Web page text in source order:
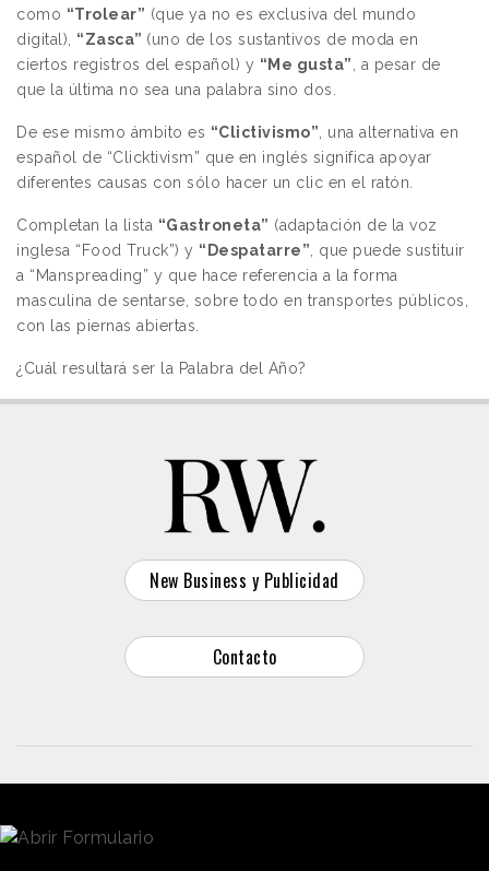
como “Trolear” (que ya no es exclusiva del mundo
digital), “Zasca” (uno de los sustantivos de moda en
ciertos registros del español) y “Me gusta” , a pesar de
que la última no sea una palabra sino dos.
De ese mismo ámbito es “Clictivismo” , una alternativa en
español de “Clicktivism” que en inglés significa apoyar
diferentes causas con sólo hacer un clic en el ratón.
Completan la lista “Gastroneta” (adaptación de la voz
inglesa “Food Truck”) y “Despatarre” , que puede sustituir
a “Manspreading” y que hace referencia a la forma
masculina de sentarse, sobre todo en transportes públicos,
con las piernas abiertas.
¿Cuál resultará ser la Palabra del Año?
New Business y Publicidad
Contacto
© 2026 Reason Why
Dirección: